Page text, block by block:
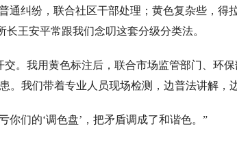
纠纷，联合社区干部处理；黄色复杂些，得
王安平常跟我们念叨这套分级分类法。
。我用黄色标注后，联合市场监管部门、环
。我们带着专业人员现场检测，边普法讲解，
们的‘调色盘’，把矛盾调成了和谐色。”